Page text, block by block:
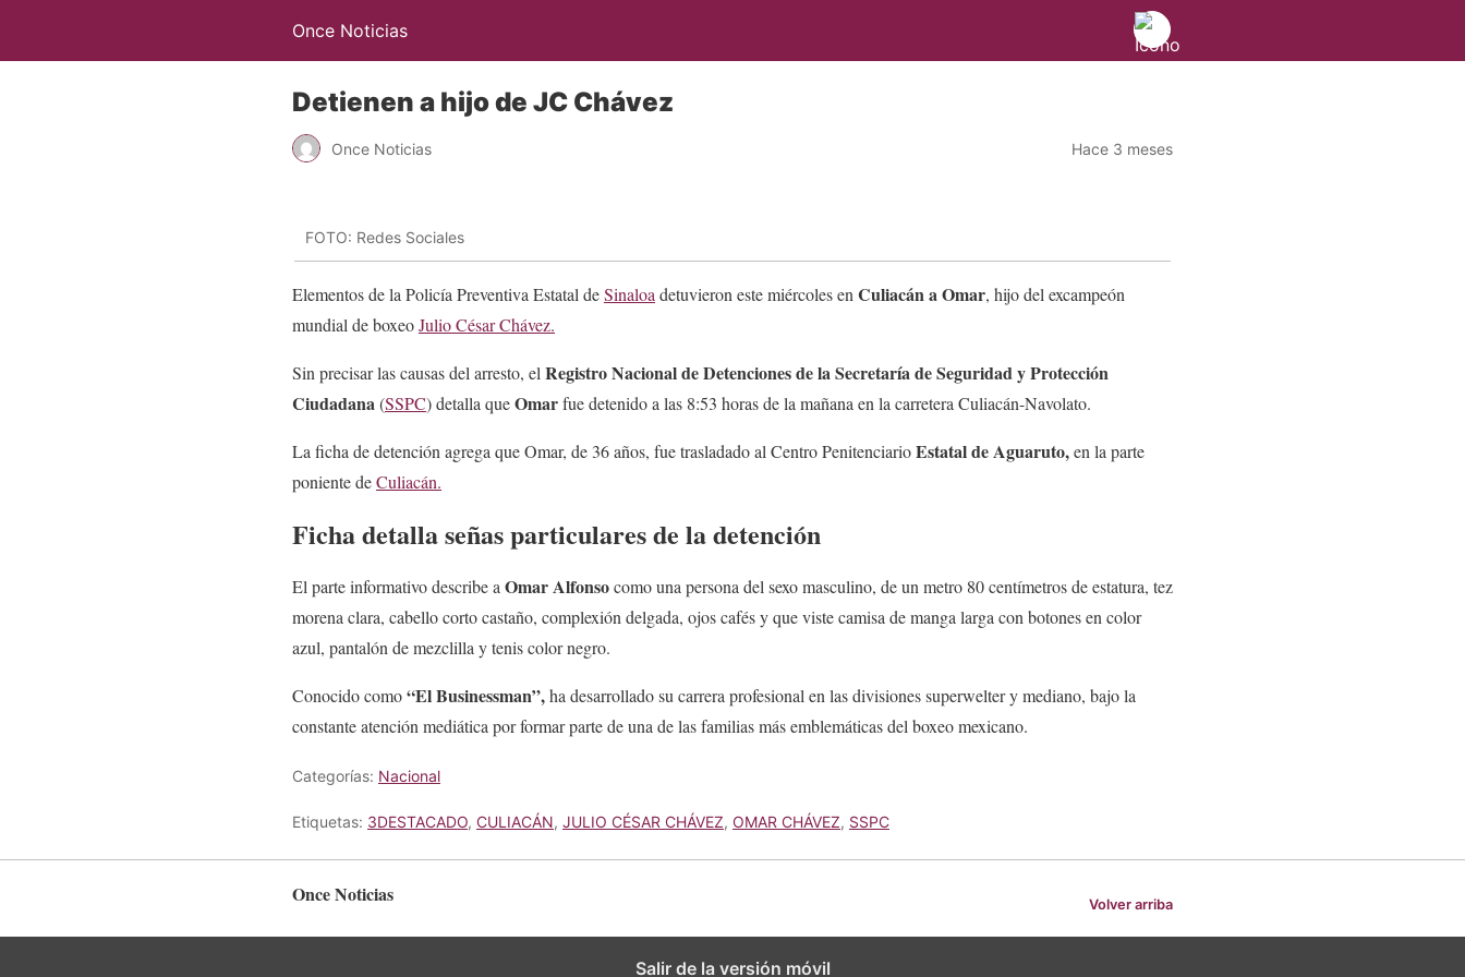
Once Noticias
Detienen a hijo de JC Chávez
Once Noticias Hace 3 meses
FOTO: Redes Sociales
Elementos de la Policía Preventiva Estatal deSinaloa detuvieron este miércoles en Culiacán a Omar, hijo del excampeón
mundial de boxeoJulio César Chávez.
Sin precisar las causas del arresto, el Registro Nacional de Detenciones de la Secretaría de Seguridad y Protección
Ciudadana(SSPC) detalla queOmarfue detenido a las 8:53 horas de la mañana en la carretera Culiacán-Navolato.
La ficha de detención agrega que Omar, de 36 años, fue trasladado al Centro PenitenciarioEstatal de Aguaruto,en la parte
poniente deCuliacán.
Ficha detalla señas particulares de la detención
El parte informativo describe a Omar Alfonsocomo una persona del sexo masculino, de un metro 80 centímetros de estatura, tez
morena clara, cabello corto castaño, complexión delgada, ojos cafés y que viste camisa de manga larga con botones en color
azul, pantalón de mezclilla y tenis color negro.
Conocido como“El Businessman”,ha desarrollado su carrera profesional en las divisiones superwelter y mediano, bajo la
constante atención mediática por formar parte de una de las familias más emblemáticas del boxeo mexicano.
Categorías: Nacional
Etiquetas: 3DESTACADO, CULIACÁN, JULIO CÉSAR CHÁVEZ, OMAR CHÁVEZ, SSPC
Once Noticias Volver arriba
Salir de la versión móvil